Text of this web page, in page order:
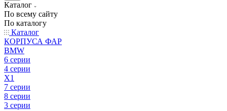
Каталог
По всему сайту
По каталогу
Каталог
КОРПУСА ФАР
BMW
6 серии
4 серии
X1
7 серии
8 серии
3 серии